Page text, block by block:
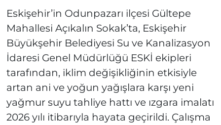
Eskişehir’in Odunpazarı ilçesi Gültepe
Mahallesi Açıkalın Sokak’ta, Eskişehir
Büyükşehir Belediyesi Su ve Kanalizasyon
İdaresi Genel Müdürlüğü ESKİ ekipleri
tarafından, iklim değişikliğinin etkisiyle
artan ani ve yoğun yağışlara karşı yeni
yağmur suyu tahliye hattı ve ızgara imalatı
2026 yılı itibarıyla hayata geçirildi. Çalışma